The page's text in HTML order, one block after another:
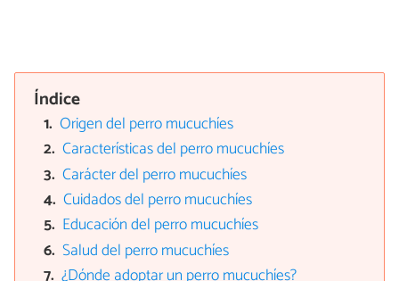
Índice
Origen del perro mucuchíes
Características del perro mucuchíes
Carácter del perro mucuchíes
Cuidados del perro mucuchíes
Educación del perro mucuchíes
Salud del perro mucuchíes